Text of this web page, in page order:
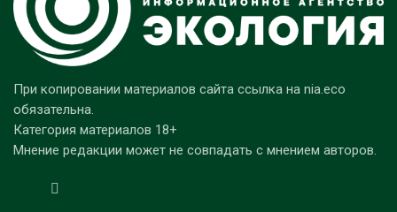
При копировании материалов сайта ссылка на nia.eco
обязательна.
Категория материалов 18+
Мнение редакции может не совпадать с мнением авторов.